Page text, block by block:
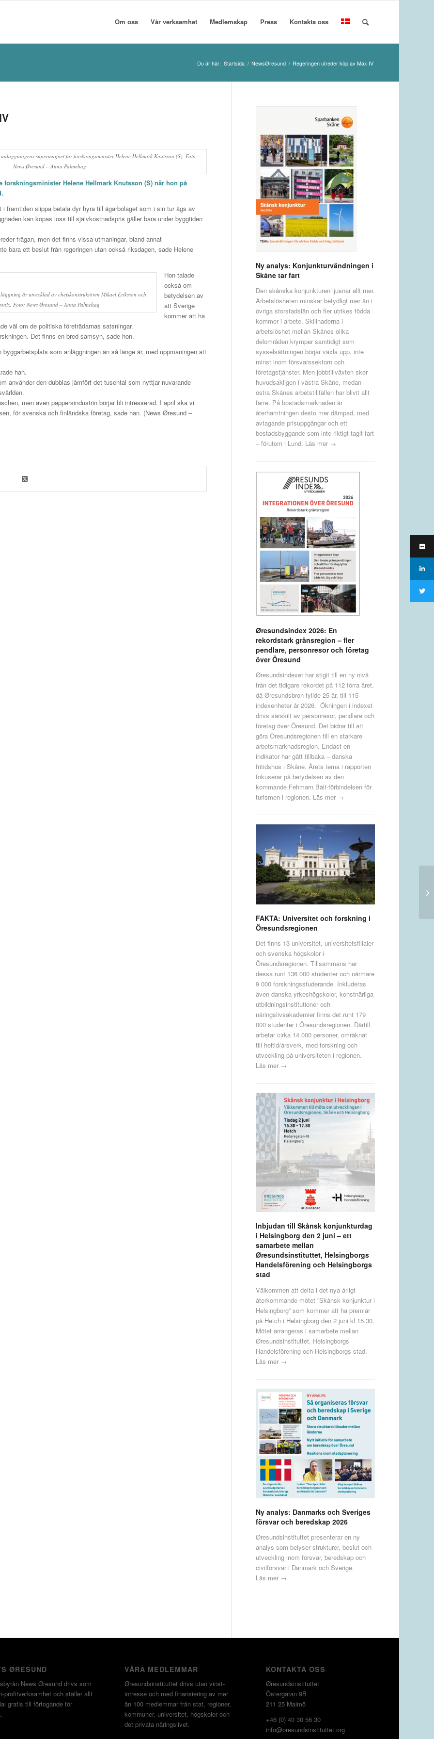
Om oss Vår verksamhet Medlemskap Press Kontakta oss
Du är här: Startsida / NewsØresund / Regeringen utreder köp av Max IV
supermagnet för forskningsminister Helene Hellmark Knutsson (S). Foto:
News Øresund – Anna Palmehag
forskningsminister Helene Hellmark Knutsson (S) när hon på
framtiden slippa betala dyr hyra till ägarbolaget som i sin tur ägs av
kan köpas loss till självkostnadspris gäller bara under byggtiden
frågan, men det finns vissa utmaningar, bland annat
bara ett beslut från regeringen utan också riksdagen, sade Helene
är utvecklad av chefskonstruktören Mikael Eriksson och
Foto: News Øresund – Anna Palmehag
Hon talade
också om
betydelsen av
att Sverige
kommer att ha
väl om de politiska företrädarnas satsningar.
Det finns en bred samsyn, sade hon.
som anläggningen än så länge är, med uppmaningen att
han.
använder den dubblas jämfört det tusental som nyttjar nuvarande
men även pappersindustrin börjar bli intresserad. I april ska vi
för svenska och finländska företag, sade han. (News Øresund –
Ny analys: Konjunkturvändningen i
Skåne tar fart
Den skånska konjunkturen ljusnar allt mer.
Arbetslösheten minskar betydligt mer än i
övriga storstadslän och fler utrikes födda
kommer i arbete. Skillnaderna i
arbetslöshet mellan Skånes olika
delområden krymper samtidigt som
sysselsättningen börjar växla upp, inte
minst inom försvarssektorn och
företagstjänster. Men jobbtillväxten sker
huvudsakligen i västra Skåne, medan
östra Skånes arbetstillfällen har blivit allt
färre. På bostadsmarknaden är
återhämtningen desto mer dämpad, med
avtagande prisuppgångar och ett
bostadsbyggande som inte riktigt tagit fart
– förutom i Lund. Läs mer →
Øresundsindex 2026: En
rekordstark gränsregion – fler
pendlare, personresor och företag
över Öresund
Øresundsindexet har stigit till en ny nivå
från det tidigare rekordet på 112 förra året,
då Øresundsbron fyllde 25 år, till 115
indexenheter år 2026. Ökningen i indexet
drivs särskilt av personresor, pendlare och
företag över Öresund. Det bidrar till att
göra Öresundsregionen till en starkare
arbetsmarknadsregion. Endast en
indikator har gått tillbaka – danska
fritidshus i Skåne. Årets tema i rapporten
fokuserar på betydelsen av den
kommande Fehmarn Bält-förbindelsen för
turismen i regionen. Läs mer →
FAKTA: Universitet och forskning i
Öresundsregionen
Det finns 13 universitet, universitetsfilialer
och svenska högskolor i
Öresundsregionen. Tillsammans har
dessa runt 136 000 studenter och närmare
9 000 forskningsstuderande. Inkluderas
även danska yrkeshögskolor, konstnärliga
utbildningsinstitutioner och
näringslivsakademier finns det runt 179
000 studenter i Öresundsregionen. Därtill
arbetar cirka 14 000 personer, omräknat
till heltid/årsverk, med forskning och
utveckling på universiteten i regionen.
Läs mer →
Inbjudan till Skånsk konjunkturdag
i Helsingborg den 2 juni – ett
samarbete mellan
Øresundsinstituttet, Helsingborgs
Handelsförening och Helsingborgs
stad
Välkommen att delta i det nya årligt
återkommande mötet ”Skånsk konjunktur i
Helsingborg” som kommer att ha premiär
på Hetch i Helsingborg den 2 juni kl 15.30.
Mötet arrangeras i samarbete mellan
Øresundsinstituttet, Helsingborgs
Handelsförening och Helsingborgs stad.
Läs mer →
Ny analys: Danmarks och Sveriges
försvar och beredskap 2026
Øresundsinstituttet presenterar en ny
analys som belyser strukturer, beslut och
utveckling inom försvar, beredskap och
civilförsvar i Danmark och Sverige.
Läs mer →
ØRESUND
News Øresund drivs som
profitverksamhet och ställer allt
gratis till förfogande för
VÅRA MEDLEMMAR
Øresundsinstituttet drivs utan vinst­
intresse och med finansiering av mer
än 100 medlemmar från stat, regioner,
kommuner, universitet, högskolor och
det privata näringslivet.
KONTAKTA OSS
Øresundsinstituttet
Östergatan 9B
211 25 Malmö
+46 (0) 40 30 56 30
info@oresundsinstituttet.org